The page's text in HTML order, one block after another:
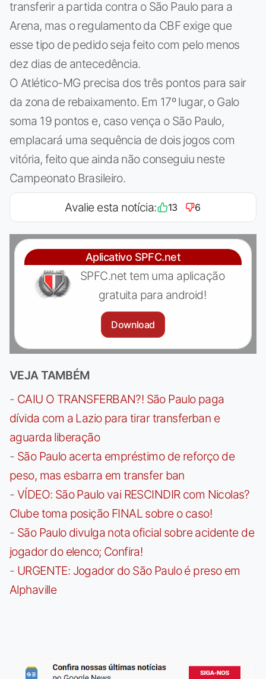
transferir a partida contra o São Paulo para a
Arena, mas o regulamento da CBF exige que
esse tipo de pedido seja feito com pelo menos
dez dias de antecedência.
O Atlético-MG precisa dos três pontos para sair
da zona de rebaixamento. Em 17º lugar, o Galo
soma 19 pontos e, caso vença o São Paulo,
emplacará uma sequência de dois jogos com
vitória, feito que ainda não conseguiu neste
Campeonato Brasileiro.
Avalie esta notícia: 13 6
Aplicativo SPFC.net
SPFC.net tem uma aplicação
gratuita para android!
Download
VEJA TAMBÉM
- CAIU O TRANSFERBAN?! São Paulo paga
dívida com a Lazio para tirar transferban e
aguarda liberação
- São Paulo acerta empréstimo de reforço de
peso, mas esbarra em transfer ban
- VÍDEO: São Paulo vai RESCINDIR com Nicolas?
Clube toma posição FINAL sobre o caso!
- São Paulo divulga nota oficial sobre acidente de
jogador do elenco; Confira!
- URGENTE: Jogador do São Paulo é preso em
Alphaville